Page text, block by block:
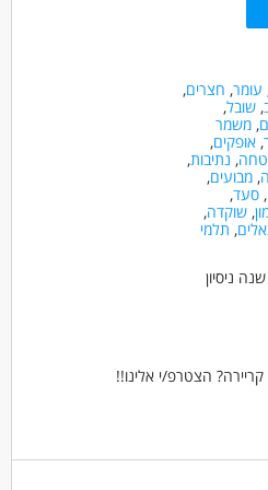
עומר, חצרים,
,שובל,
,משמר
,אופקים,
, נתיבות,
,מבועים,
,סעד,
,שוקדה,
, תלמי
ניסיון
הצטרפ/י אלינו!!
ומתמודדים עם אתגרים נפשיים,